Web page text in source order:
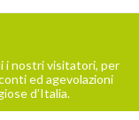
i nostri visitatori, per
ed agevolazioni
d’Italia.